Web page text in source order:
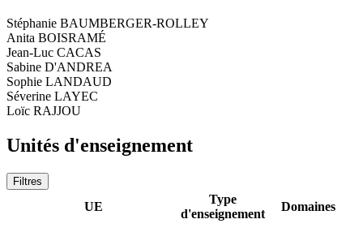
Stéphanie BAUMBERGER-ROLLEY
Anita BOISRAMÉ
Jean-Luc CACAS
Sabine D'ANDREA
Sophie LANDAUD
Séverine LAYEC
Loïc RAJJOU
Unités d'enseignement
Filtres
UE
Type
d'enseignement
Domaines